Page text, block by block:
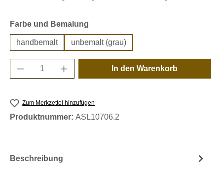
Farbe und Bemalung
handbemalt unbemalt (grau)
Produkt Anzahl: Gib den gewünschten
In den Warenkorb
Zum Merkzettel hinzufügen
Produktnummer: ASL10706.2
Beschreibung